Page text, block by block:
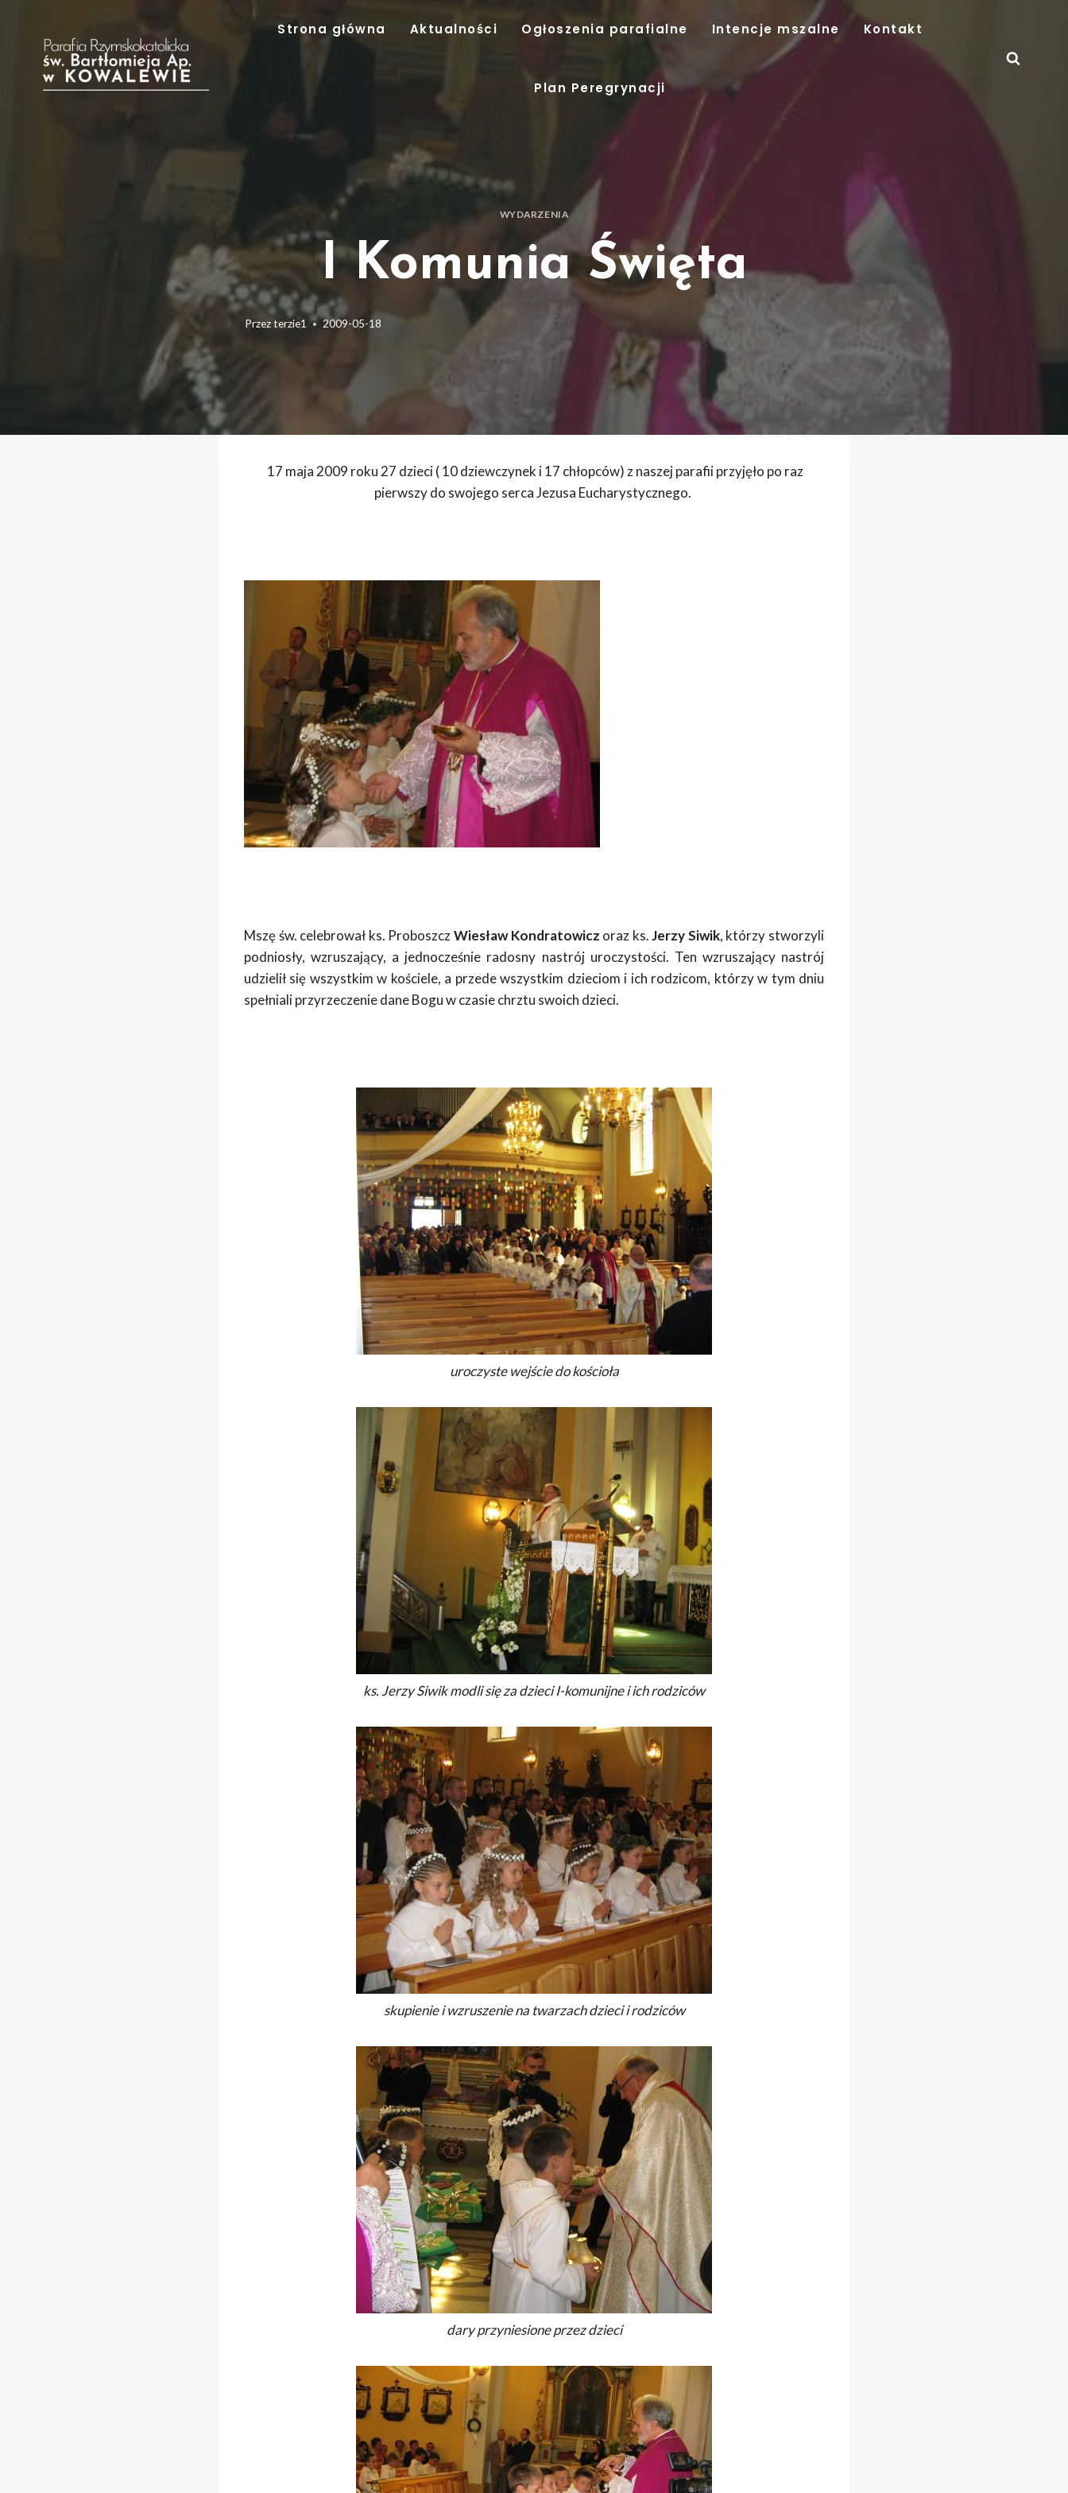
Strona główna Aktualności Ogłoszenia parafialne Intencje mszalne Kontakt
Plan Peregrynacji
WYDARZENIA
I Komunia Święta
Przezterzie1 2009-05-18
17 maja 2009 roku 27 dzieci ( 10 dziewczynek i 17 chłopców) z naszej parafii przyjęło po raz
pierwszy do swojego serca Jezusa Eucharystycznego.
Mszę św. celebrował ks. ProboszczWiesław Kondratowicz oraz ks.Jerzy Siwik, którzy stworzyli
podniosły, wzruszający, a jednocześnie radosny nastrój uroczystości. Ten wzruszający nastrój
udzielił się wszystkim w kościele, a przede wszystkim dzieciom i ich rodzicom, którzy w tym dniu
spełniali przyrzeczenie dane Bogu w czasie chrztu swoich dzieci.
uroczyste wejście do kościoła
ks. Jerzy Siwik modli się za dzieci I-komunijne i ich rodziców
skupienie i wzruszenie na twarzach dzieci i rodziców
dary przyniesione przez dzieci